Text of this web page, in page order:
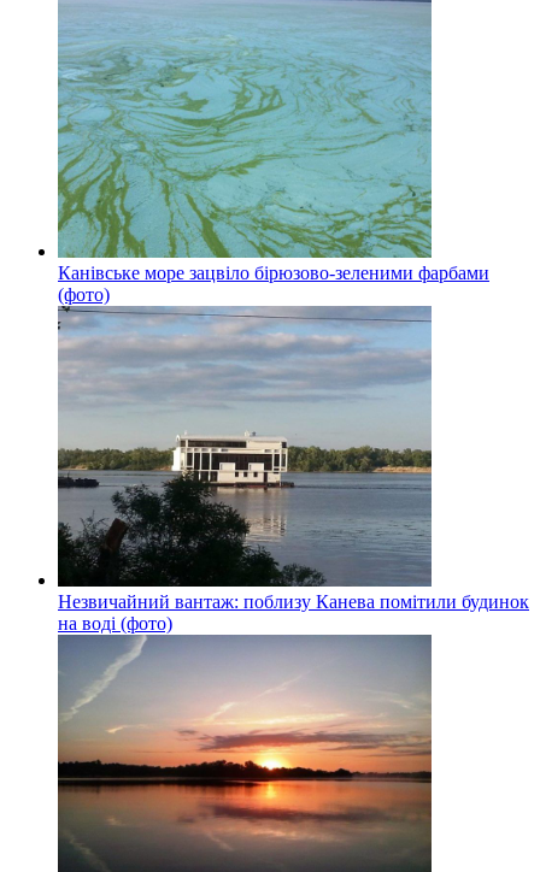
Канівське море зацвіло бірюзово-зеленими фарбами
(фото)
Незвичайний вантаж: поблизу Канева помітили будинок
на воді (фото)